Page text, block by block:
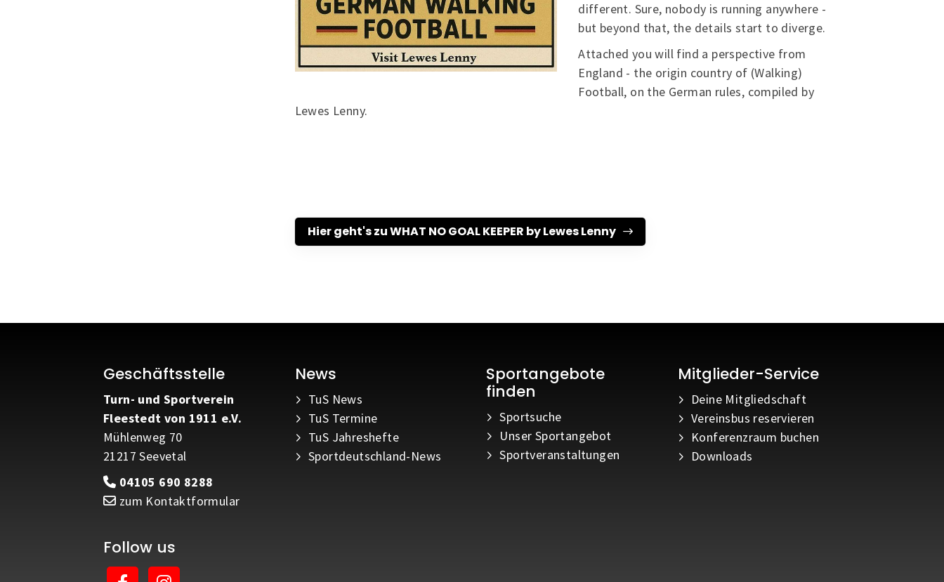
different. Sure, nobody is running anywhere -
but beyond that, the details start to diverge.
Attached you will find a perspective from
England - the origin country of (Walking)
Football, on the German rules, compiled by
Lewes Lenny.
Hier geht's zu WHAT NO GOAL KEEPER by Lewes Lenny
Geschäftsstelle
Turn- und Sportverein
Fleestedt von 1911 e.V.
Mühlenweg 70
21217 Seevetal
04105 690 8288
zum Kontaktformular
News
TuS News
TuS Termine
TuS Jahreshefte
Sportdeutschland-News
Sportangebote
finden
Sportsuche
Unser Sportangebot
Sportveranstaltungen
Mitglieder-Service
Deine Mitgliedschaft
Vereinsbus reservieren
Konferenzraum buchen
Downloads
Follow us